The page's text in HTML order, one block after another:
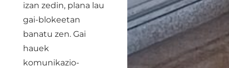
izan zedin, plana lau
gai-blokeetan
banatu zen. Gai
hauek
komunikazio-